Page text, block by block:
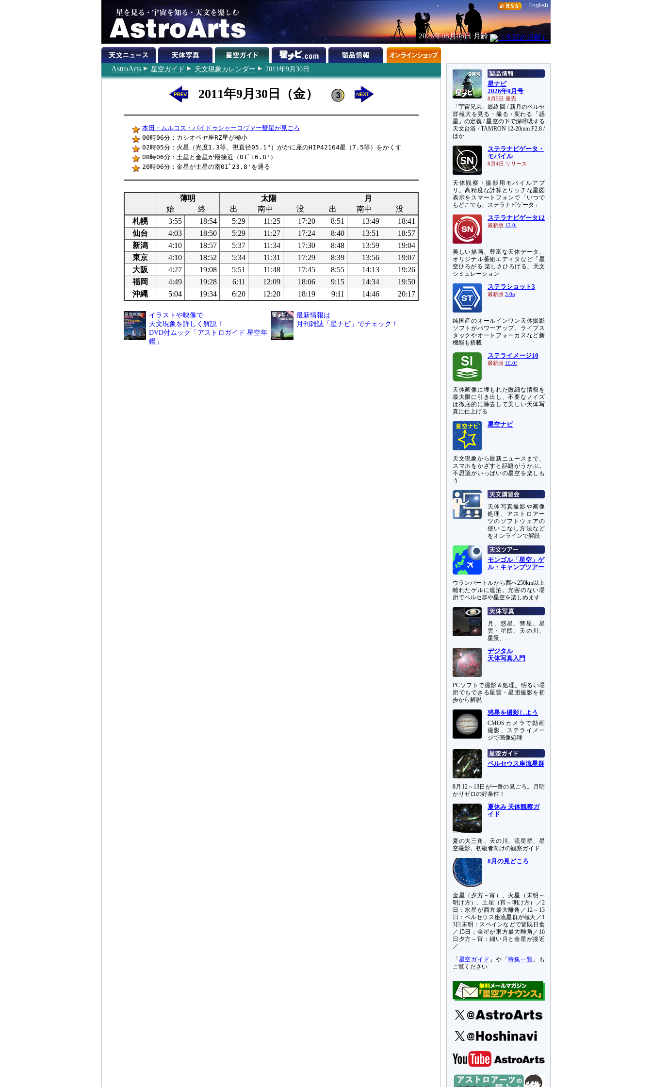
English
2026年08月08日 月齢
AstroArts 星空ガイド 天文現象カレンダー 2011年9月30日
2011年9月30日（金）
本田・ムルコス・パイドゥシャーコヴァー彗星が見ごろ
00時06分：カシオペヤ座RZ星が極小
02時05分：火星（光度1.3等、視直径05.1"）がかに座のHIP42164星（7.5等）をかくす
08時06分：土星と金星が最接近（01ﾟ16.8'）
20時06分：金星が土星の南01ﾟ23.8'を通る
薄明 太陽
月
始
終 出 南中 没 出 南中
没
札幌
3:55 18:54 5:29 11:25 17:20 8:51 13:49
18:41
仙台
4:03 18:50 5:29 11:27 17:24 8:40 13:51
18:57
新潟
4:10 18:57 5:37 11:34 17:30 8:48 13:59
19:04
東京
4:10 18:52 5:34 11:31 17:29 8:39 13:56
19:07
大阪
4:27 19:08 5:51 11:48 17:45 8:55 14:13
19:26
福岡
4:49 19:28 6:11 12:09 18:06 9:15 14:34
19:50
沖縄
5:04 19:34 6:20 12:20 18:19 9:11 14:46 20:17
イラストや映像で
天文現象を詳しく解説！
DVD付ムック「アストロガイド 星空年
鑑」
最新情報は
月刊雑誌「星ナビ」でチェック！
星ナビ
2026年9月号
8月5日 発売
「宇宙兄弟」最終回 / 新月のペルセ
群極大を見る・撮る / 変わる「惑
星」の定義 / 星空の下で深呼吸する
天文台浴 / TAMRON 12-20mm F2.8 /
ほか
ステラナビゲータ・
モバイル
8月4日 リリース
天体観察・撮影用モバイルアプ
リ。高精度な計算とリッチな星図
表示をスマートフォンで「いつで
もどこでも、ステラナビゲータ」
ステラナビゲータ12
最新版 12.0i
美しい描画、豊富な天体データ、
オリジナル番組エディタなど「星
空ひろがる 楽しさひろげる」天文
シミュレーション
ステラショット3
最新版 3.0o
純国産のオールインワン天体撮影
ソフトがパワーアップ。ライブス
タックやオートフォーカスなど新
機能も搭載
ステライメージ10
最新版 10.0f
天体画像に埋もれた微細な情報を
最大限に引き出し、不要なノイズ
は徹底的に除去して美しい天体写
真に仕上げる
星空ナビ
天文現象から最新ニュースまで、
スマホをかざすと話題がうかぶ。
不思議がいっぱいの星空を楽しも
う
天体写真撮影や画像
処理、アストロアー
ツのソフトウェアの
使いこなし方法など
をオンラインで解説
モンゴル「星空」ゲ
ル・キャンプツアー
ウランバートルから西へ250km以上
離れたゲルに連泊。光害のない場
所でペルセ群や星空を楽しめます
月、惑星、彗星、星
雲・星団、天の川、
星景、…
デジタル
天体写真入門
PCソフトで撮影＆処理。明るい場
所でもできる星雲・星団撮影を初
歩から解説
惑星を撮影しよう
CMOSカメラで動画
撮影、ステライメー
ジで画像処理
ペルセウス座流星群
8月12～13日が一番の見ごろ。月明
かりゼロの好条件！
夏休み 天体観察ガ
イド
夏の大三角、天の川、流星群、星
空撮影。初級者向けの観察ガイド
8月の見どころ
金星（夕方～宵）、火星（未明～
明け方）、土星（宵～明け方）／2
日：水星が西方最大離角／12～13
日：ペルセウス座流星群が極大／1
3日未明：スペインなどで皆既日食
／15日：金星が東方最大離角／16
日夕方～宵：細い月と金星が接近
／…
「 星空ガイド 」や「特集一覧 」も
ご覧ください